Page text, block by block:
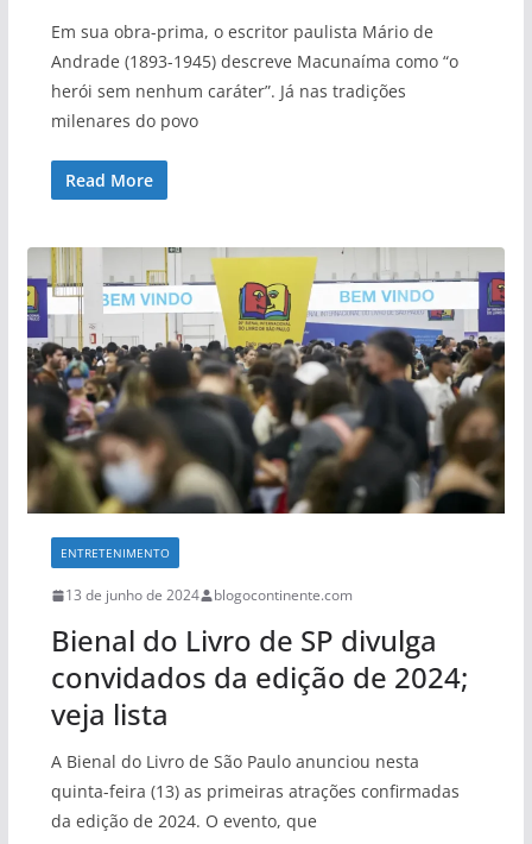
Em sua obra-prima, o escritor paulista Mário de
Andrade (1893-1945) descreve Macunaíma como “o
herói sem nenhum caráter”. Já nas tradições
milenares do povo
Read More
ENTRETENIMENTO
13 de junho de 2024 blogocontinente.com
Bienal do Livro de SP divulga
convidados da edição de 2024;
veja lista
A Bienal do Livro de São Paulo anunciou nesta
quinta-feira (13) as primeiras atrações confirmadas
da edição de 2024. O evento, que